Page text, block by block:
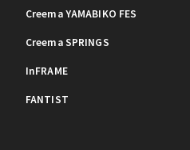
Creema YAMABIKO FES
Creema SPRINGS
InFRAME
FANTIST